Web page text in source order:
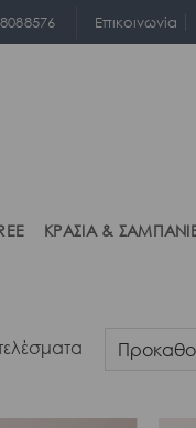
Επικοινωνία
ΚΡΑΣΙΑ &